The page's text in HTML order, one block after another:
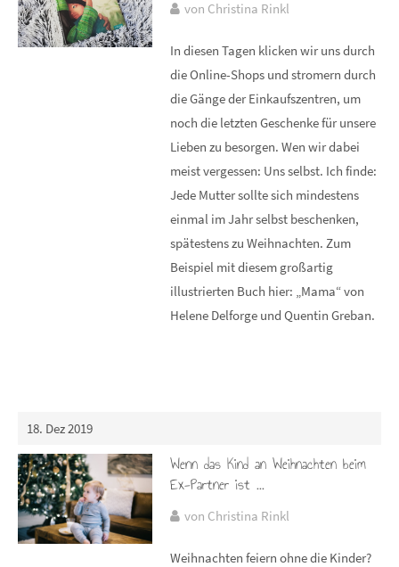
von Christina Rinkl
In diesen Tagen klicken wir uns durch
die Online-Shops und stromern durch
die Gänge der Einkaufszentren, um
noch die letzten Geschenke für unsere
Lieben zu besorgen. Wen wir dabei
meist vergessen: Uns selbst. Ich finde:
Jede Mutter sollte sich mindestens
einmal im Jahr selbst beschenken,
spätestens zu Weihnachten. Zum
Beispiel mit diesem großartig
illustrierten Buch hier: „Mama“ von
Helene Delforge und Quentin Greban.
18. Dez 2019
Wenn das Kind an Weihnachten beim
Ex-Partner ist ...
von Christina Rinkl
Weihnachten feiern ohne die Kinder?